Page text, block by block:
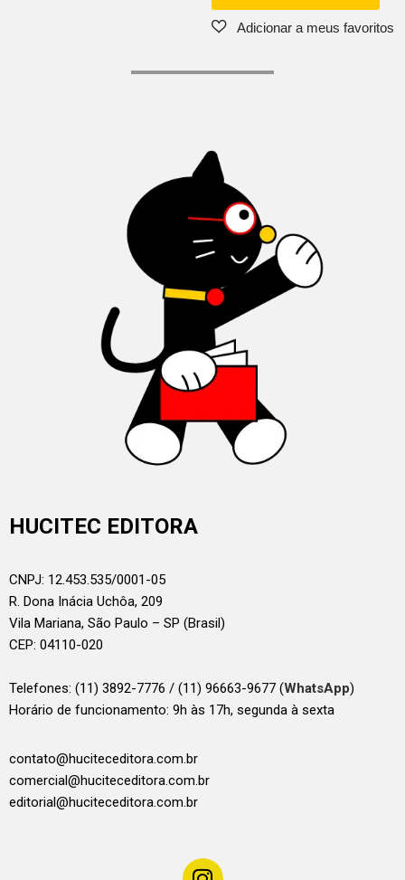
HUCITEC EDITORA
CNPJ: 12.453.535/0001-05
R. Dona Inácia Uchôa, 209
Vila Mariana, São Paulo – SP (Brasil)
CEP: 04110-020
Telefones: (11) 3892-7776 / (11) 96663-9677 (WhatsApp)
Horário de funcionamento: 9h às 17h, segunda à sexta
contato@huciteceditora.com.br
comercial@huciteceditora.com.br
editorial@huciteceditora.com.br